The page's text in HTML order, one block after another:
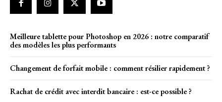
Meilleure tablette pour Photoshop en 2026 : notre comparatif
des modèles les plus performants
Changement de forfait mobile : comment résilier rapidement ?
Rachat de crédit avec interdit bancaire​ : est-ce possible ?